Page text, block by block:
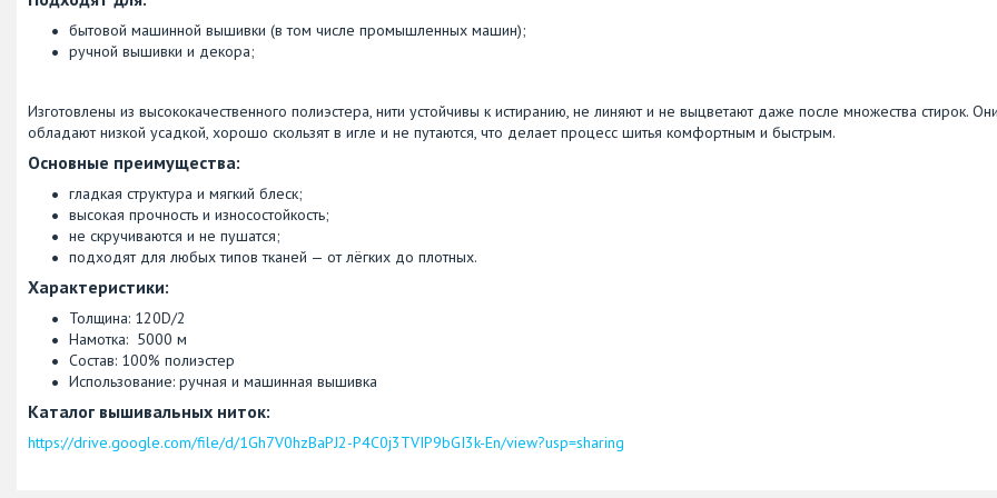
бытовой машинной вышивки (в том числе промышленных машин);
ручной вышивки и декора;
Изготовлены из высококачественного полиэстера, нити устойчивы к истиранию, не линяют и не выцветают даже после множества стирок.
обладают низкой усадкой, хорошо скользят в игле и не путаются, что делает процесс шитья комфортным и быстрым.
Основные преимущества:
гладкая структура и мягкий блеск;
высокая прочность и износостойкость;
не скручиваются и не пушатся;
подходят для любых типов тканей — от лёгких до плотных.
Характеристики:
Толщина: 120D/2
Намотка: 5000 м
Состав: 100% полиэстер
Использование: ручная и машинная вышивка
Каталог вышивальных ниток:
https://drive.google.com/file/d/1Gh7V0hzBaPJ2-P4C0j3TVIP9bGI3k-En/view?usp=sharing